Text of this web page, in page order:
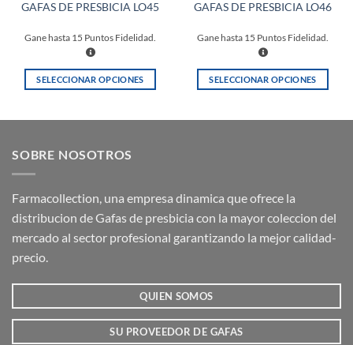
GAFAS DE PRESBICIA LO45
Gane hasta 15 Puntos Fidelidad.
SELECCIONAR OPCIONES
variantes.
opciones
se
elegir
de
producto
GAFAS DE PRESBICIA LO46
Gane hasta 15 Puntos Fidelidad.
SELECCIONAR OPCIONES
opciones
elegir
de
SOBRE NOSOTROS
Farmacollection, una empresa dinamica que ofrece la
distribucion de Gafas de presbicia con la mayor coleccion del
mercado al sector profesional garantizando la mejor calidad-
precio.
QUIEN SOMOS
SU PROVEEDOR DE GAFAS